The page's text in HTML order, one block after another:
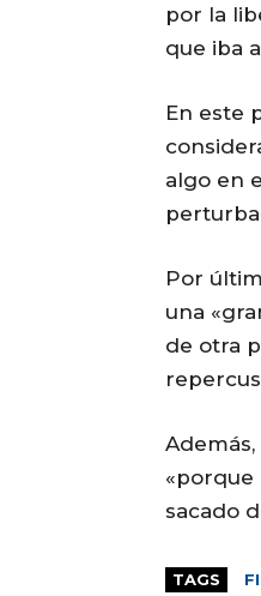
por la
que iba
En este
algo en
Por
una
de otra
«porque
sacado
TAGS